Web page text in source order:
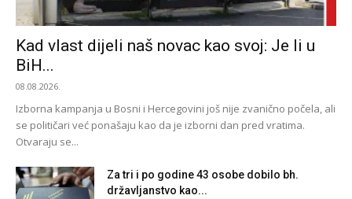
Kad vlast dijeli naš novac kao svoj: Je li u
BiH...
08.08.2026.
Izborna kampanja u Bosni i Hercegovini još nije zvanično počela, ali
se političari već ponašaju kao da je izborni dan pred vratima.
Otvaraju se...
Za tri i po godine 43 osobe dobilo bh.
državljanstvo kao...